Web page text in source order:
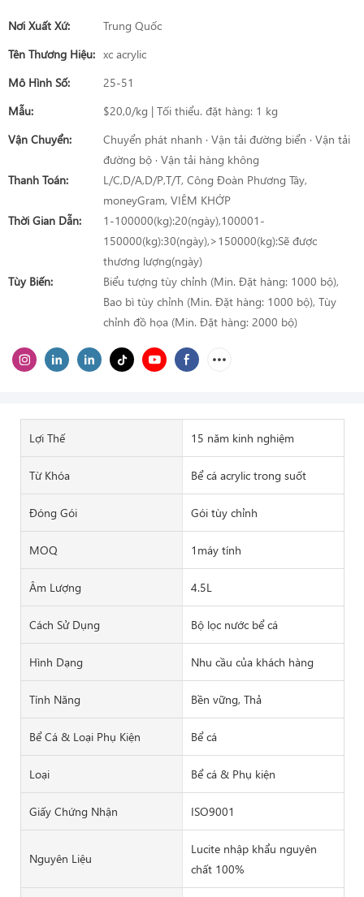
Nơi Xuất Xứ:
Trung Quốc
Tên Thương Hiệu: xc acrylic
Mô Hình Số:
25-51
Mẫu:
$20,0/kg | Tối thiểu. đặt hàng: 1 kg
Vận Chuyển:
Chuyển phát nhanh · Vận tải đường biển · Vận tải
đường bộ · Vận tải hàng không
Thanh Toán:
L/C,D/A,D/P,T/T, Công Đoàn Phương Tây,
moneyGram, VIÊM KHỚP
Thời Gian Dẫn:
1-100000(kg):20(ngày),100001-
150000(kg):30(ngày),>150000(kg):Sẽ được
thương lượng(ngày)
Tùy Biến:
Biểu tượng tùy chỉnh (Min. Đặt hàng: 1000 bộ),
Bao bì tùy chỉnh (Min. Đặt hàng: 1000 bộ), Tùy
chỉnh đồ họa (Min. Đặt hàng: 2000 bộ)
Lợi Thế 15 năm kinh nghiệm
Từ Khóa Bể cá acrylic trong suốt
Đóng Gói Gói tùy chỉnh
MOQ 1máy tính
Âm Lượng 4.5L
Cách Sử Dụng Bộ lọc nước bể cá
Hình Dạng Nhu cầu của khách hàng
Tính Năng Bền vững, Thả
Bể Cá & Loại Phụ Kiện Bể cá
Loại Bể cá & Phụ kiện
Giấy Chứng Nhận ISO9001
Nguyên Liệu
Lucite nhập khẩu nguyên
chất 100%